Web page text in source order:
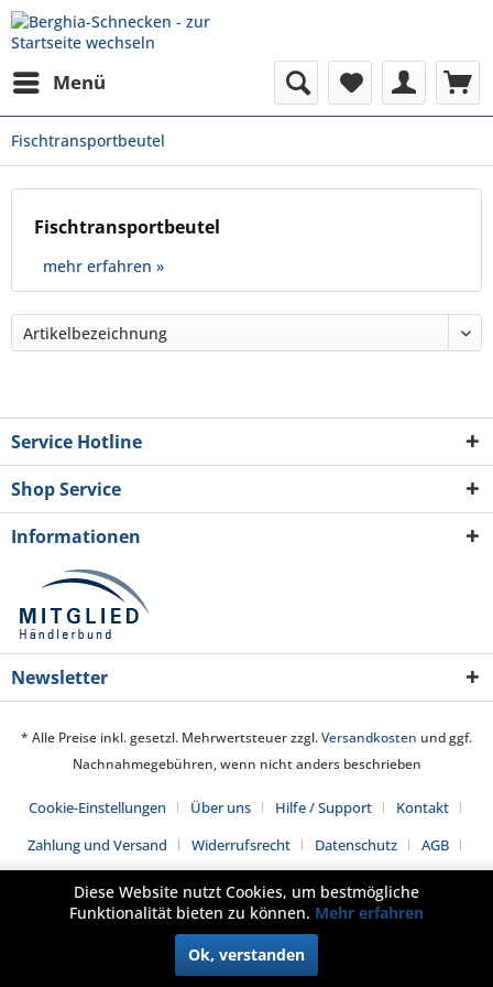
Menü
Fischtransportbeutel
Fischtransportbeutel
mehr erfahren »
Service Hotline
Shop Service
Informationen
Newsletter
* Alle Preise inkl. gesetzl. Mehrwertsteuer zzgl.Versandkosten und ggf.
Nachnahmegebühren, wenn nicht anders beschrieben
Cookie-Einstellungen Über uns Hilfe / Support
Kontakt
Zahlung und Versand
Widerrufsrecht Datenschutz
AGB
Impressum
Diese Website nutzt Cookies, um bestmögliche
Funktionalität bieten zu können. Mehr erfahren
Ok, verstanden